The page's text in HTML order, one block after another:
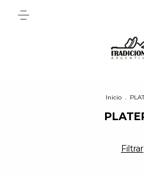
Inicio .
Filtrar